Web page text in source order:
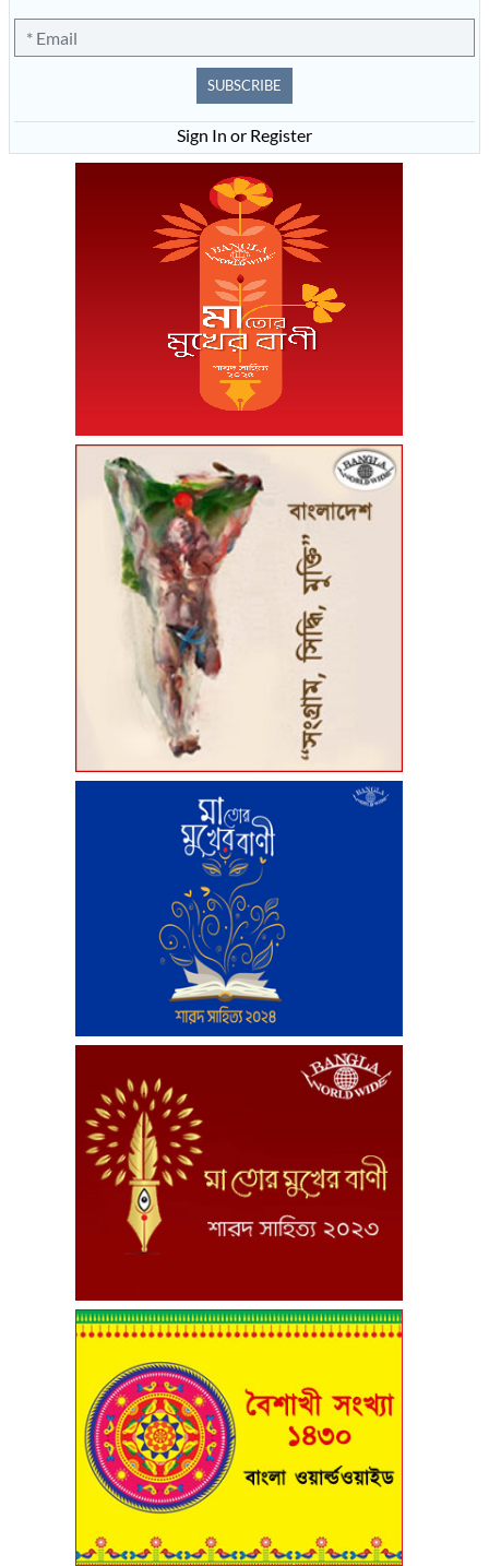
SUBSCRIBE
Sign In or Register